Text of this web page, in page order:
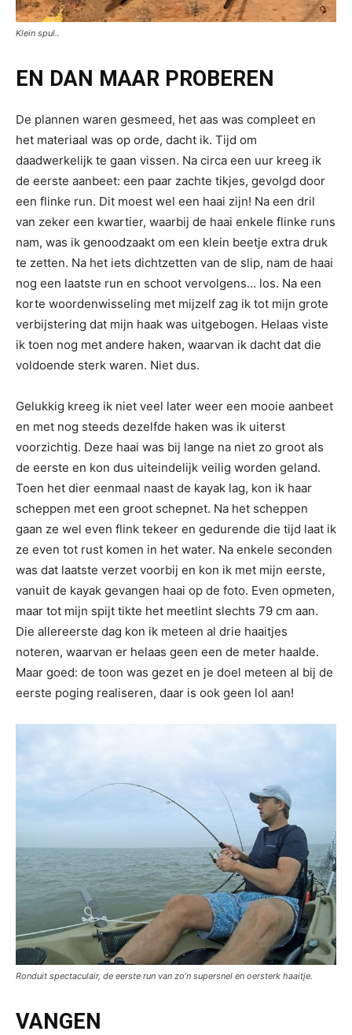
Klein spul..
EN DAN MAAR PROBEREN
De plannen waren gesmeed, het aas was compleet en
het materiaal was op orde, dacht ik. Tijd om
daadwerkelijk te gaan vissen. Na circa een uur kreeg ik
de eerste aanbeet: een paar zachte tikjes, gevolgd door
een flinke run. Dit moest wel een haai zijn! Na een dril
van zeker een kwartier, waarbij de haai enkele flinke runs
nam, was ik genoodzaakt om een klein beetje extra druk
te zetten. Na het iets dichtzetten van de slip, nam de haai
nog een laatste run en schoot vervolgens… los. Na een
korte woordenwisseling met mijzelf zag ik tot mijn grote
verbijstering dat mijn haak was uitgebogen. Helaas viste
ik toen nog met andere haken, waarvan ik dacht dat die
voldoende sterk waren. Niet dus.
Gelukkig kreeg ik niet veel later weer een mooie aanbeet
en met nog steeds dezelfde haken was ik uiterst
voorzichtig. Deze haai was bij lange na niet zo groot als
de eerste en kon dus uiteindelijk veilig worden geland.
Toen het dier eenmaal naast de kayak lag, kon ik haar
scheppen met een groot schepnet. Na het scheppen
gaan ze wel even flink tekeer en gedurende die tijd laat ik
ze even tot rust komen in het water. Na enkele seconden
was dat laatste verzet voorbij en kon ik met mijn eerste,
vanuit de kayak gevangen haai op de foto. Even opmeten,
maar tot mijn spijt tikte het meetlint slechts 79 cm aan.
Die allereerste dag kon ik meteen al drie haaitjes
noteren, waarvan er helaas geen een de meter haalde.
Maar goed: de toon was gezet en je doel meteen al bij de
eerste poging realiseren, daar is ook geen lol aan!
Ronduit spectaculair, de eerste run van zo’n supersnel en oersterk haaitje.
VANGEN